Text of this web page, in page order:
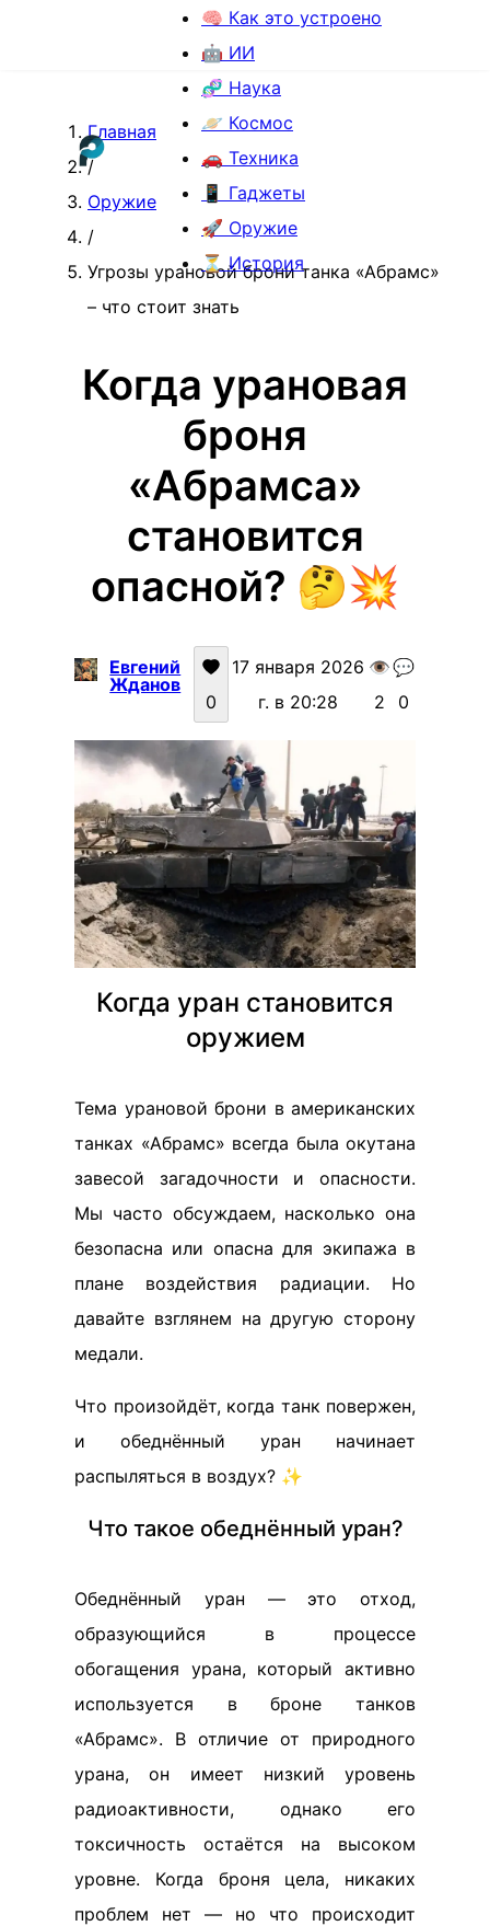
🧠 Как это устроено
🤖 ИИ
🧬 Наука
🪐 Космос
🚗 Техника
📱 Гаджеты
🚀 Оружие
⏳ История
Главная
/
Оружие
/
Угрозы урановой брони танка «Абрамс»
– что стоит знать
Когда урановая
броня
«Абрамса»
становится
опасной? 🤔💥
Евгений
Жданов
0
17 января 2026
г. в 20:28
👁️
2
💬
0
Когда уран становится
оружием
Тема урановой брони в американских
танках «Абрамс» всегда была окутана
завесой загадочности и опасности.
Мы часто обсуждаем, насколько она
безопасна или опасна для экипажа в
плане воздействия радиации. Но
давайте взглянем на другую сторону
медали.
Что произойдёт, когда танк повержен,
и обеднённый уран начинает
распыляться в воздух? ✨
Что такое обеднённый уран?
Обеднённый уран — это отход,
образующийся в процессе
обогащения урана, который активно
используется в броне танков
«Абрамс». В отличие от природного
урана, он имеет низкий уровень
радиоактивности, однако его
токсичность остаётся на высоком
уровне. Когда броня цела, никаких
проблем нет — но что происходит